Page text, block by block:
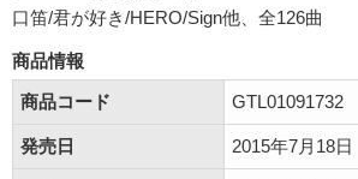
口笛/君が好き/HERO/Sign他、全126曲
商品情報
商品コード
GTL01091732
発売日 2015年7月18日